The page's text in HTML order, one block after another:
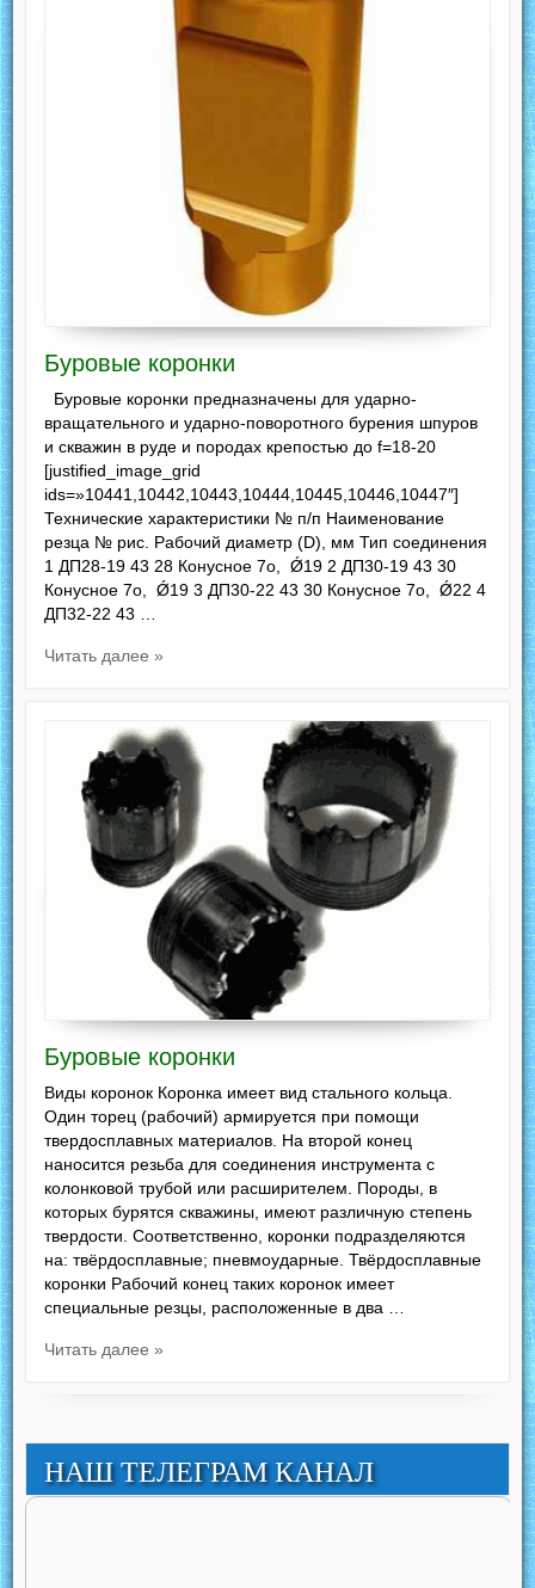
Буровые коронки
Буровые коронки предназначены для ударно-
вращательного и ударно-поворотного бурения шпуров
и скважин в руде и породах крепостью до f=18-20
[justified_image_grid
ids=»10441,10442,10443,10444,10445,10446,10447″]
Технические характеристики № п/п Наименование
резца № рис. Рабочий диаметр (D), мм Тип соединения
1 ДП28-19 43 28 Конусное 7o, Ǿ19 2 ДП30-19 43 30
Конусное 7o, Ǿ19 3 ДП30-22 43 30 Конусное 7o, Ǿ22 4
ДП32-22 43 …
Читать далее »
Буровые коронки
Виды коронок Коронка имеет вид стального кольца.
Один торец (рабочий) армируется при помощи
твердосплавных материалов. На второй конец
наносится резьба для соединения инструмента с
колонковой трубой или расширителем. Породы, в
которых бурятся скважины, имеют различную степень
твердости. Соответственно, коронки подразделяются
на: твёрдосплавные; пневмоударные. Твёрдосплавные
коронки Рабочий конец таких коронок имеет
специальные резцы, расположенные в два …
Читать далее »
НАШ ТЕЛЕГРАМ КАНАЛ